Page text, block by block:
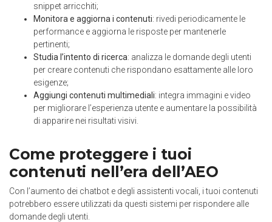
snippet arricchiti;
Monitora e aggiorna i contenuti: rivedi periodicamente le
performance e aggiorna le risposte per mantenerle
pertinenti;
Studia l’intento di ricerca: analizza le domande degli utenti
per creare contenuti che rispondano esattamente alle loro
esigenze;
Aggiungi contenuti multimediali: integra immagini e video
per migliorare l’esperienza utente e aumentare la possibilità
di apparire nei risultati visivi.
Come proteggere i tuoi
contenuti nell’era dell’AEO
Con l’aumento dei chatbot e degli assistenti vocali, i tuoi contenuti
potrebbero essere utilizzati da questi sistemi per rispondere alle
domande degli utenti.